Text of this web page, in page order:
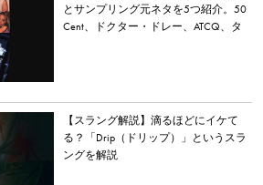
とサンプリング元ネタを5つ紹介。50
Cent、ドクター・ドレー、ATCQ、タ
【スラング解説】滴るほどにイケて
る？「Drip（ドリップ）」というスラ
ングを解説